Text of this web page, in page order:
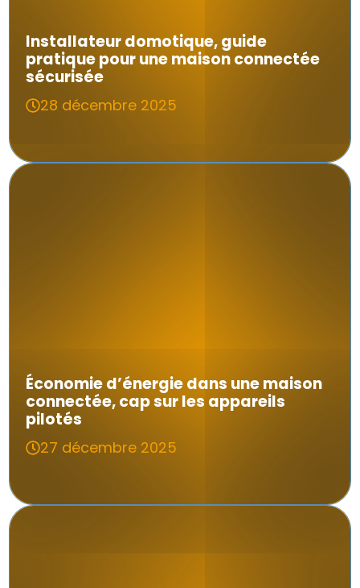
Installateur domotique, guide
pratique pour une maison connectée
sécurisée
28 décembre 2025
Économie d’énergie dans une maison
connectée, cap sur les appareils
pilotés
27 décembre 2025